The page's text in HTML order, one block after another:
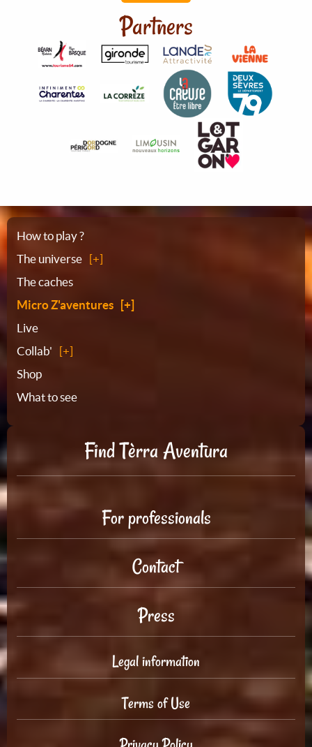
Partners
Sitemap
How to play ?
The universe
The caches
Micro Z'aventures
Live
Collab'
Shop
What to see
Find Tèrra Aventura
For professionals
Contact
Press
Legal information
Terms of Use